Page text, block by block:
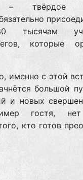
– твёрдое
которые
именно с этой
большой
и новых
гостя,
кто готов